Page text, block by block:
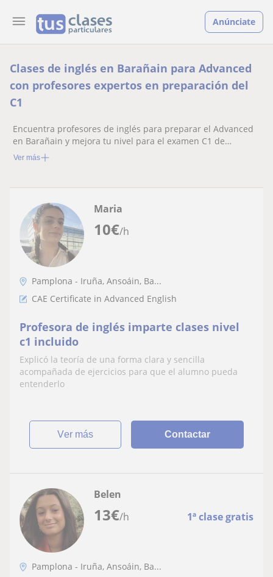
Anúnciate
Clases de inglés en Barañain para Advanced
con profesores expertos en preparación del
C1
Encuentra profesores de inglés para preparar el Advanced
en Barañain y mejora tu nivel para el examen C1 de
Cambridge
Ver más
10€/h
Maria
Pamplona - Iruña, Ansoáin, Ba...
CAE Certificate in Advanced English
Profesora de inglés imparte clases nivel
c1 incluido
Explicó la teoría de una forma clara y sencilla
acompañada de ejercicios para que el alumno pueda
entenderlo
ver más Contactar
13€/h 1ª clase gratis
Belen
Pamplona - Iruña, Ansoáin, Ba...